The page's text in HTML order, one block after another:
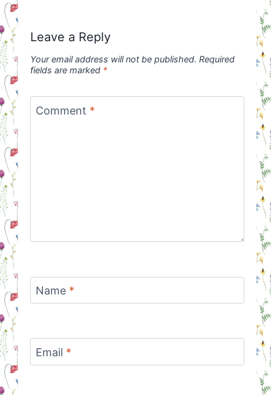
Leave a Reply
Your email address will not be published. Required
fields are marked *
Comment *
Name *
Email *